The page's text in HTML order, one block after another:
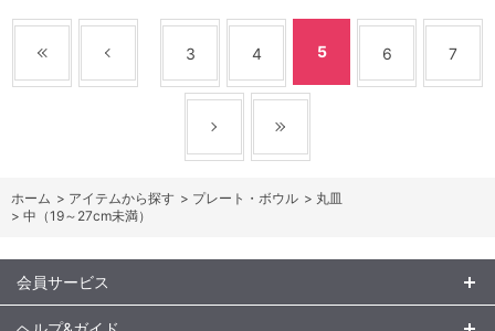
3 4 5 6 7
ホーム > アイテムから探す > プレート・ボウル > 丸皿
> 中（19～27cm未満）
会員サービス